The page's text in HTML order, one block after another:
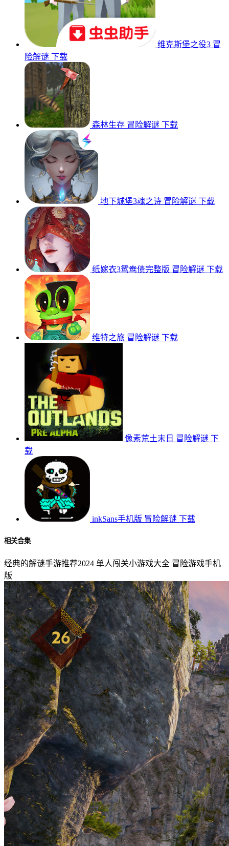
维克斯堡之役3 冒
险解谜 下载
森林生存 冒险解谜 下载
地下城堡3魂之诗 冒险解谜 下载
纸嫁衣3鸳鸯债完整版 冒险解谜 下载
维特之旅 冒险解谜 下载
像素荒土末日 冒险解谜 下
载
inkSans手机版 冒险解谜 下载
相关合集
经典的解谜手游推荐2024 单人闯关小游戏大全 冒险游戏手机
版